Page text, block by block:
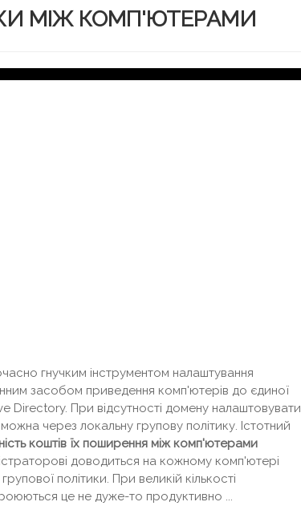
МІЖ КОМП'ЮТЕРАМИ
гнучким інструментом налаштування
засобом приведення комп'ютерів до єдиної
Directory. При відсутності домену налаштовувати
через локальну групову політику. Істотний
коштів їх поширення між комп'ютерами
доводиться на кожному комп'ютері
політики. При великій кількості
це не дуже-то продуктивно ...